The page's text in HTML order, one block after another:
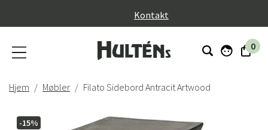
Kontakt
0
Hjem Møbler Filato Sidebord Antracit Artwood
-15%